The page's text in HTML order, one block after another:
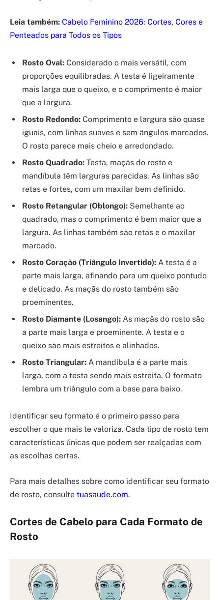
Leia também: Cabelo Feminino 2026: Cortes, Cores e
Penteados para Todos os Tipos
Rosto Oval: Considerado o mais versátil, com
proporções equilibradas. A testa é ligeiramente
mais larga que o queixo, e o comprimento é maior
que a largura.
Rosto Redondo: Comprimento e largura são quase
iguais, com linhas suaves e sem ângulos marcados.
O rosto parece mais cheio e arredondado.
Rosto Quadrado: Testa, maçãs do rosto e
mandíbula têm larguras parecidas. As linhas são
retas e fortes, com um maxilar bem definido.
Rosto Retangular (Oblongo): Semelhante ao
quadrado, mas o comprimento é bem maior que a
largura. As linhas também são retas e o maxilar
marcado.
Rosto Coração (Triângulo Invertido): A testa é a
parte mais larga, afinando para um queixo pontudo
e delicado. As maçãs do rosto também são
proeminentes.
Rosto Diamante (Losango): As maçãs do rosto são
a parte mais larga e proeminente. A testa e o
queixo são mais estreitos e alinhados.
Rosto Triangular: A mandíbula é a parte mais
larga, com a testa sendo mais estreita. O formato
lembra um triângulo com a base para baixo.
Identificar seu formato é o primeiro passo para
escolher o que mais te valoriza. Cada tipo de rosto tem
características únicas que podem ser realçadas com
as escolhas certas.
Para mais detalhes sobre como identificar seu formato
de rosto, consulte tuasaude.com.
Cortes de Cabelo para Cada Formato de
Rosto